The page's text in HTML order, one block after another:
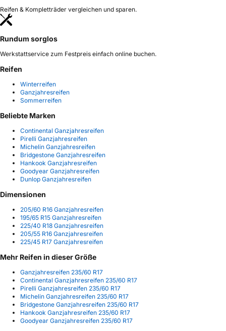
Reifen & Kompletträder vergleichen und sparen.
Rundum sorglos
Werkstattservice zum Festpreis einfach online buchen.
Reifen
Winterreifen
Ganzjahresreifen
Sommerreifen
Beliebte Marken
Continental Ganzjahresreifen
Pirelli Ganzjahresreifen
Michelin Ganzjahresreifen
Bridgestone Ganzjahresreifen
Hankook Ganzjahresreifen
Goodyear Ganzjahresreifen
Dunlop Ganzjahresreifen
Dimensionen
205/60 R16 Ganzjahresreifen
195/65 R15 Ganzjahresreifen
225/40 R18 Ganzjahresreifen
205/55 R16 Ganzjahresreifen
225/45 R17 Ganzjahresreifen
Mehr Reifen in dieser Größe
Ganzjahresreifen 235/60 R17
Continental Ganzjahresreifen 235/60 R17
Pirelli Ganzjahresreifen 235/60 R17
Michelin Ganzjahresreifen 235/60 R17
Bridgestone Ganzjahresreifen 235/60 R17
Hankook Ganzjahresreifen 235/60 R17
Goodyear Ganzjahresreifen 235/60 R17